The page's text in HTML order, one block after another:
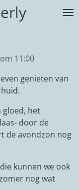
11:00
genieten van
gloed, het
door de
de avondzon nog
kunnen we ook
nog wat